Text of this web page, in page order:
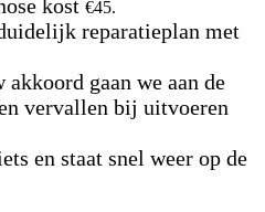
kost €45.
reparatieplan met
akkoord gaan we aan de
vervallen bij uitvoeren
en staat snel weer op de